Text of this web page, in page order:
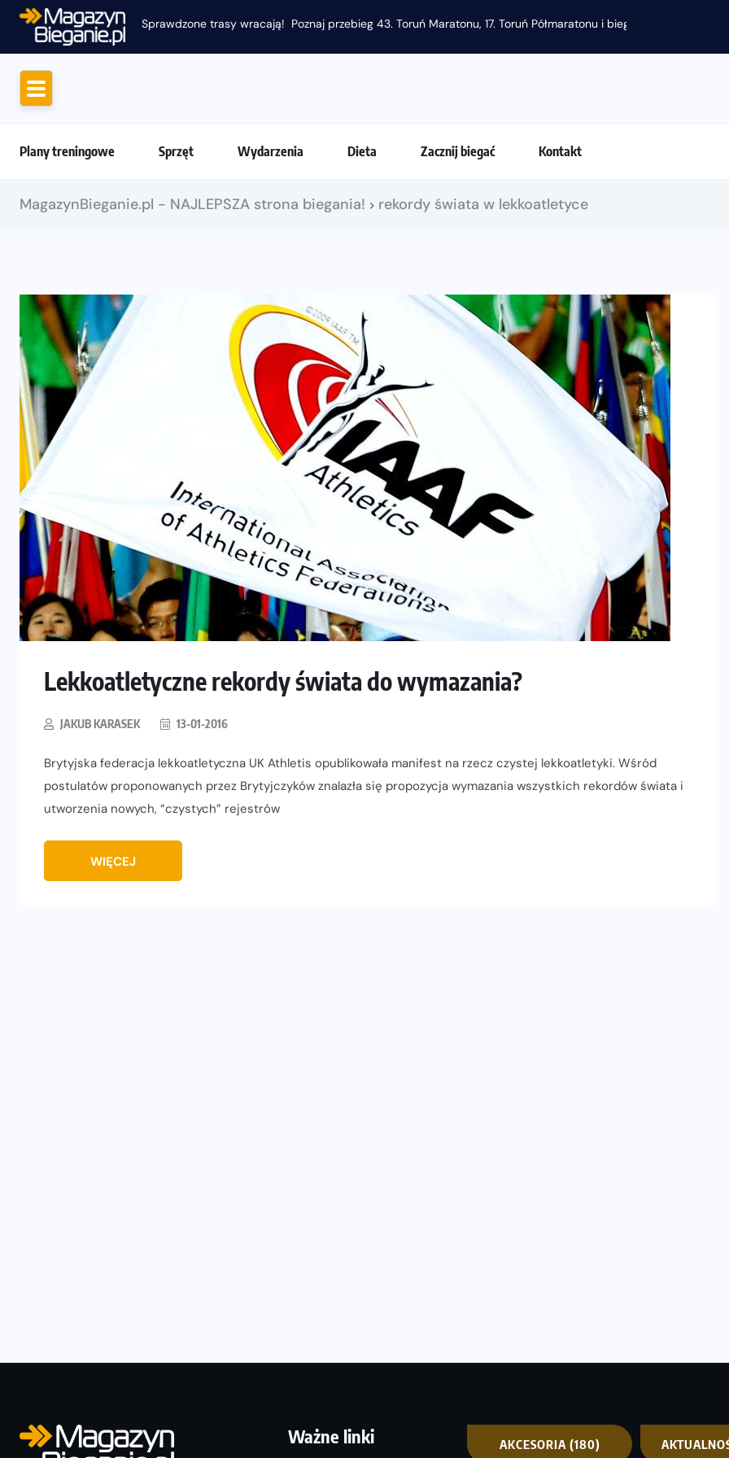
Sprawdzone trasy wracają! Poznaj przebieg 43. Toruń Maratonu, 17. Toruń Półmaratonu i biegu na 5 km
Plany treningowe Sprzęt Wydarzenia Dieta Zacznij biegać Kontakt
MagazynBieganie.pl - NAJLEPSZA strona biegania! > rekordy świata w lekkoatletyce
Lekkoatletyczne rekordy świata do wymazania?
JAKUB KARASEK 13-01-2016
Brytyjska federacja lekkoatletyczna UK Athletis opublikowała manifest na rzecz czystej lekkoatletyki. Wśród
postulatów proponowanych przez Brytyjczyków znalazła się propozycja wymazania wszystkich rekordów świata i
utworzenia nowych, “czystych” rejestrów
WIĘCEJ
Ważne linki AKCESORIA (180)